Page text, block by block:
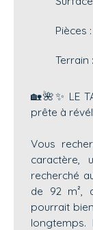
Pièces :
Terrain :
🏡🌺✨ LE
prête à
Vous
caractère,
recherché
de 92 m²,
pourrait
longtemps.